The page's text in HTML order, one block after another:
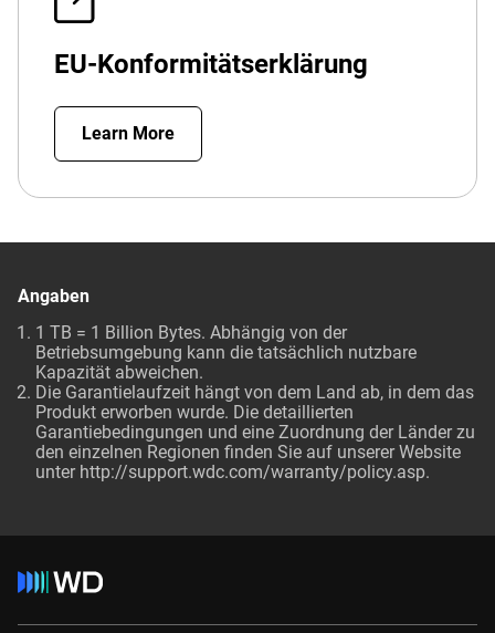
EU-Konformitätserklärung
Learn More
Angaben
1 TB = 1 Billion Bytes. Abhängig von der
Betriebsumgebung kann die tatsächlich nutzbare
Kapazität abweichen.
Die Garantielaufzeit hängt von dem Land ab, in dem das
Produkt erworben wurde. Die detaillierten
Garantiebedingungen und eine Zuordnung der Länder zu
den einzelnen Regionen finden Sie auf unserer Website
unter http://support.wdc.com/warranty/policy.asp.